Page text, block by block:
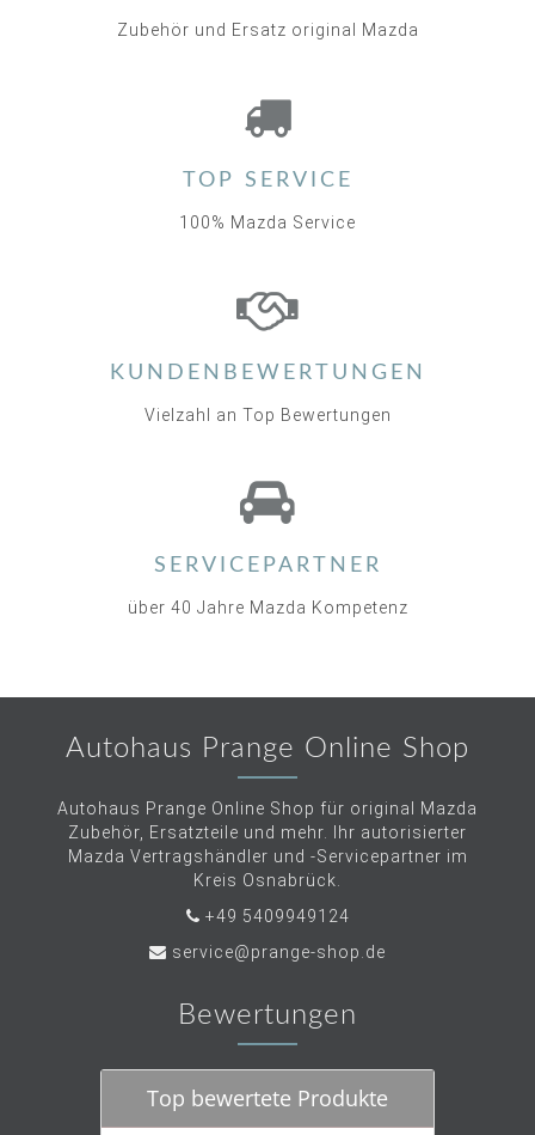
Zubehör und Ersatz original Mazda
TOP SERVICE
100% Mazda Service
KUNDENBEWERTUNGEN
Vielzahl an Top Bewertungen
SERVICEPARTNER
über 40 Jahre Mazda Kompetenz
Autohaus Prange Online Shop
Autohaus Prange Online Shop für original Mazda
Zubehör, Ersatzteile und mehr. Ihr autorisierter
Mazda Vertragshändler und -Servicepartner im
Kreis Osnabrück.
+49 5409949124
service@prange-shop.de
Bewertungen
Top bewertete Produkte